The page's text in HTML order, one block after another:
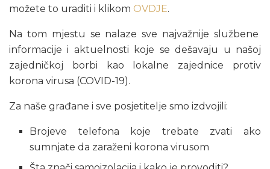
možete to uraditi i klikom OVDJE.
Na tom mjestu se nalaze sve najvažnije službene
informacije i aktuelnosti koje se dešavaju u našoj
zajedničkoj borbi kao lokalne zajednice protiv
korona virusa (COVID-19).
Za naše građane i sve posjetitelje smo izdvojili:
Brojeve telefona koje trebate zvati ako
sumnjate da zaraženi korona virusom